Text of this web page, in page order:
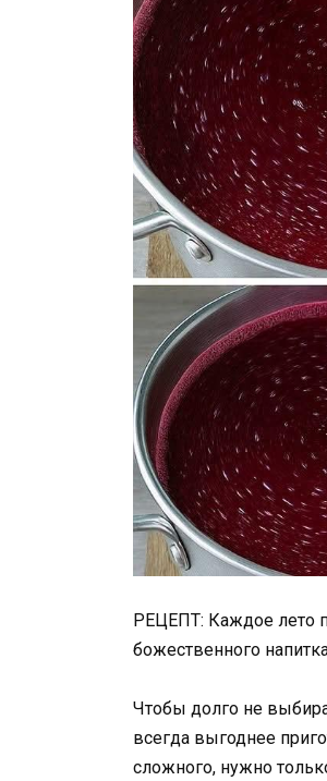
РЕЦЕПТ: Каждое лето
божественного
Чтобы долго не
всегда выгоднее
сложного, нужно